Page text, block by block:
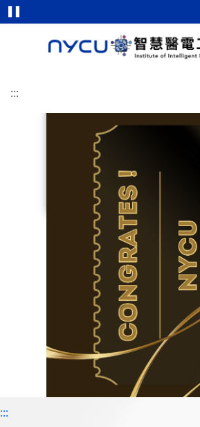
:::
教育目標與素養能力
臨床接軌與產業合作
115學年招生特色
適用114-115學年度入學
適用111-113學年入學
適用110學年入學
適用108-109學年入學
智慧財產權宣告
醫
所
醫
所
醫
所
醫
所
醫
所
醫
所
醫
所
:::